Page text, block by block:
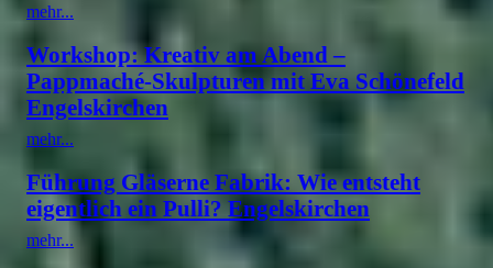
mehr...
Workshop: Kreativ am Abend –
Pappmaché-Skulpturen mit Eva Schönefeld
Engelskirchen
mehr...
Führung Gläserne Fabrik: Wie entsteht
eigentlich ein Pulli? Engelskirchen
mehr...